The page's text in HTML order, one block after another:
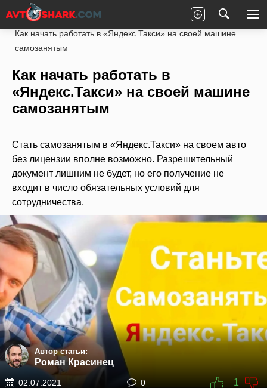
Главная Статьи
Заработок на автомобиле
Как начать работать в «Яндекс.Такси» на своей машине
самозанятым
Как начать работать в
«Яндекс.Такси» на своей машине
самозанятым
Стать самозанятым в «Яндекс.Такси» на своем авто
без лицензии вполне возможно. Разрешительный
документ лишним не будет, но его получение не
входит в число обязательных условий для
сотрудничества.
Автор статьи:
Роман Красинец
02.07.2021 0 1